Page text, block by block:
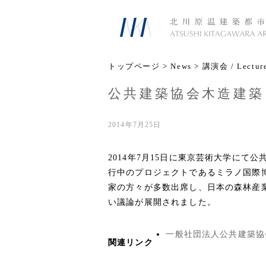
トップページ >News > 講演会 /
公共建築協会木造建
2014年7月25日
2014年7月15日に東京芸術大学にて公
行中のプロジェクトであるミラノ国
家の方々が多数出席し、日本の森林
い議論が展開されました。
関連リンク
一般社団法人公共建築